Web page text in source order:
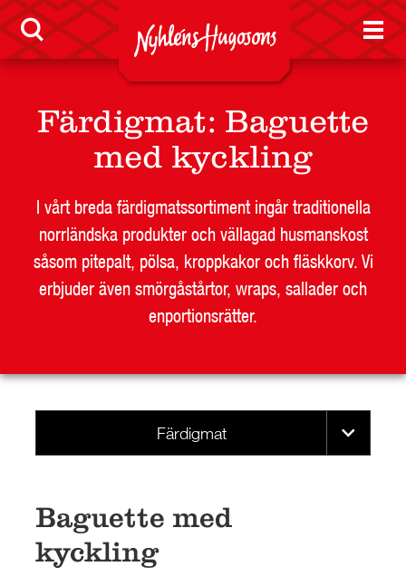
KONTAKT
Färdigmat: Baguette
med kyckling
I vårt breda färdigmatssortiment ingår traditionella
norrländska produkter och vällagad husmanskost
såsom pitepalt, pölsa, kroppkakor och fläskkorv. Vi
erbjuder även smörgåstårtor, wraps, sallader och
enportionsrätter.
Färdigmat
Baguette med
kyckling